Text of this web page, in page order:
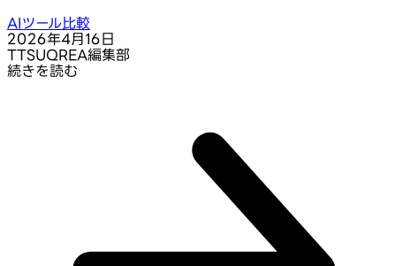
AIツール比較
2026年4月16日
TTSUQREA編集部
続きを読む